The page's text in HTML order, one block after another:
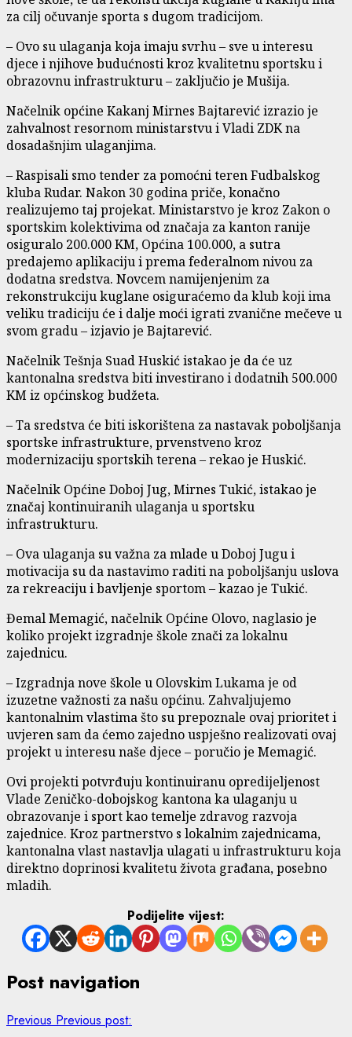
za cilj očuvanje sporta s dugom tradicijom.
– Ovo su ulaganja koja imaju svrhu – sve u interesu
djece i njihove budućnosti kroz kvalitetnu sportsku i
obrazovnu infrastrukturu – zaključio je Mušija.
Načelnik općine Kakanj Mirnes Bajtarević izrazio je
zahvalnost resornom ministarstvu i Vladi ZDK na
dosadašnjim ulaganjima.
– Raspisali smo tender za pomoćni teren Fudbalskog
kluba Rudar. Nakon 30 godina priče, konačno
realizujemo taj projekat. Ministarstvo je kroz Zakon o
sportskim kolektivima od značaja za kanton ranije
osiguralo 200.000 KM, Općina 100.000, a sutra
predajemo aplikaciju i prema federalnom nivou za
dodatna sredstva. Novcem namijenjenim za
rekonstrukciju kuglane osiguraćemo da klub koji ima
veliku tradiciju će i dalje moći igrati zvanične mečeve u
svom gradu – izjavio je Bajtarević.
Načelnik Tešnja Suad Huskić istakao je da će uz
kantonalna sredstva biti investirano i dodatnih 500.000
KM iz općinskog budžeta.
– Ta sredstva će biti iskorištena za nastavak poboljšanja
sportske infrastrukture, prvenstveno kroz
modernizaciju sportskih terena – rekao je Huskić.
Načelnik Općine Doboj Jug, Mirnes Tukić, istakao je
značaj kontinuiranih ulaganja u sportsku
infrastrukturu.
– Ova ulaganja su važna za mlade u Doboj Jugu i
motivacija su da nastavimo raditi na poboljšanju uslova
za rekreaciju i bavljenje sportom – kazao je Tukić.
Đemal Memagić, načelnik Općine Olovo, naglasio je
koliko projekt izgradnje škole znači za lokalnu
zajednicu.
– Izgradnja nove škole u Olovskim Lukama je od
izuzetne važnosti za našu općinu. Zahvaljujemo
kantonalnim vlastima što su prepoznale ovaj prioritet i
uvjeren sam da ćemo zajedno uspješno realizovati ovaj
projekt u interesu naše djece – poručio je Memagić.
Ovi projekti potvrđuju kontinuiranu opredijeljenost
Vlade Zeničko-dobojskog kantona ka ulaganju u
obrazovanje i sport kao temelje zdravog razvoja
zajednice. Kroz partnerstvo s lokalnim zajednicama,
kantonalna vlast nastavlja ulagati u infrastrukturu koja
direktno doprinosi kvalitetu života građana, posebno
mladih.
Podijelite vijest:
Post navigation
Previous Previous post: